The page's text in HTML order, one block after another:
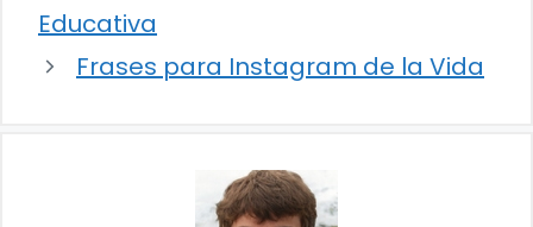
Educativa
Frases para Instagram de la Vida